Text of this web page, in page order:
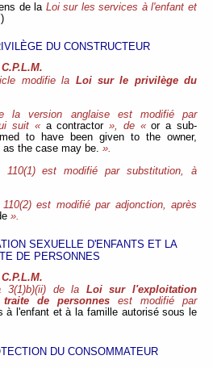
de la Loi sur les services à l'enfant et
DU CONSTRUCTEUR
C.P.L.M.
modifie la Loi sur le privilège du
la version anglaise est modifié par
suit « a contractor», de «or a sub-
to have been given to the owner,
the case may be. ».
110(1) est modifié par substitution, à
110(2) est modifié par adjonction, après
».
SEXUELLE D'ENFANTS ET LA
DE PERSONNES
C.P.L.M.
3(1)b)(ii) de la Loi sur l'exploitation
de personnes est modifié par
à l'enfant et à la famille autorisé sous le
DU CONSOMMATEUR